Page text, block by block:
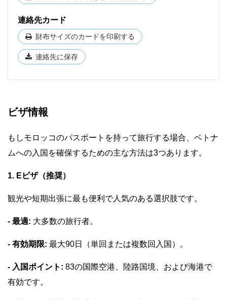
連絡先カード
財布サイズのカードを印刷する
連絡先に保存
ビザ情報
もしモロッコのパスポートを持って旅行する場合、ベトナ
ムへの入国を確保するための主な方法は3つあります。
1. Eビザ（推奨）
観光や短期出張に最も便利で人気のある選択肢です。
- 最適: 大多数の旅行者。
- 有効期限: 最大90日（単回または複数回入国）。
- 入国ポイント: 83の国際空港、陸路国境、および海港で
有効です。